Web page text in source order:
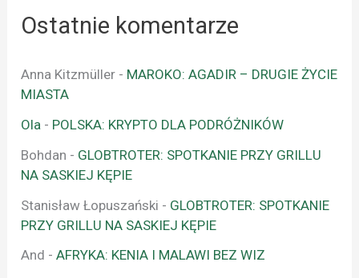
Ostatnie komentarze
Anna Kitzmüller - MAROKO: AGADIR – DRUGIE ŻYCIE
MIASTA
Ola - POLSKA: KRYPTO DLA PODRÓŻNIKÓW
Bohdan - GLOBTROTER: SPOTKANIE PRZY GRILLU
NA SASKIEJ KĘPIE
Stanisław Łopuszański - GLOBTROTER: SPOTKANIE
PRZY GRILLU NA SASKIEJ KĘPIE
And -AFRYKA: KENIA I MALAWI BEZ WIZ